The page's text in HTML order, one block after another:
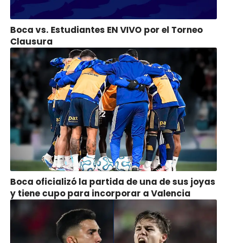
Boca vs. Estudiantes EN VIVO por el Torneo
Clausura
Boca oficializó la partida de una de sus joyas
y tiene cupo para incorporar a Valencia